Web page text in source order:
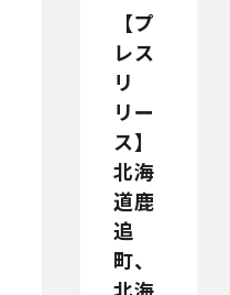
【プ
レス
リ
リー
ス】
北海
道鹿
追
町、